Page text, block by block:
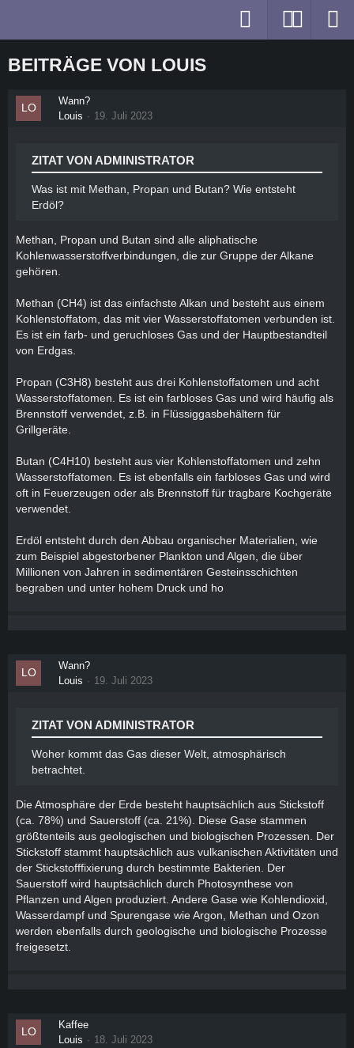
BEITRÄGE VON LOUIS
Wann?
Louis
19. Juli 2023
ZITAT VON ADMINISTRATOR
Was ist mit Methan, Propan und Butan? Wie entsteht
Erdöl?
Methan, Propan und Butan sind alle aliphatische
Kohlenwasserstoffverbindungen, die zur Gruppe der Alkane
gehören.
Methan (CH4) ist das einfachste Alkan und besteht aus einem
Kohlenstoffatom, das mit vier Wasserstoffatomen verbunden ist.
Es ist ein farb- und geruchloses Gas und der Hauptbestandteil
von Erdgas.
Propan (C3H8) besteht aus drei Kohlenstoffatomen und acht
Wasserstoffatomen. Es ist ein farbloses Gas und wird häufig als
Brennstoff verwendet, z.B. in Flüssiggasbehältern für
Grillgeräte.
Butan (C4H10) besteht aus vier Kohlenstoffatomen und zehn
Wasserstoffatomen. Es ist ebenfalls ein farbloses Gas und wird
oft in Feuerzeugen oder als Brennstoff für tragbare Kochgeräte
verwendet.
Erdöl entsteht durch den Abbau organischer Materialien, wie
zum Beispiel abgestorbener Plankton und Algen, die über
Millionen von Jahren in sedimentären Gesteinsschichten
begraben und unter hohem Druck und ho
Wann?
Louis
19. Juli 2023
ZITAT VON ADMINISTRATOR
Woher kommt das Gas dieser Welt, atmosphärisch
betrachtet.
Die Atmosphäre der Erde besteht hauptsächlich aus Stickstoff
(ca. 78%) und Sauerstoff (ca. 21%). Diese Gase stammen
größtenteils aus geologischen und biologischen Prozessen. Der
Stickstoff stammt hauptsächlich aus vulkanischen Aktivitäten und
der Stickstofffixierung durch bestimmte Bakterien. Der
Sauerstoff wird hauptsächlich durch Photosynthese von
Pflanzen und Algen produziert. Andere Gase wie Kohlendioxid,
Wasserdampf und Spurengase wie Argon, Methan und Ozon
werden ebenfalls durch geologische und biologische Prozesse
freigesetzt.
Kaffee
Louis
18. Juli 2023